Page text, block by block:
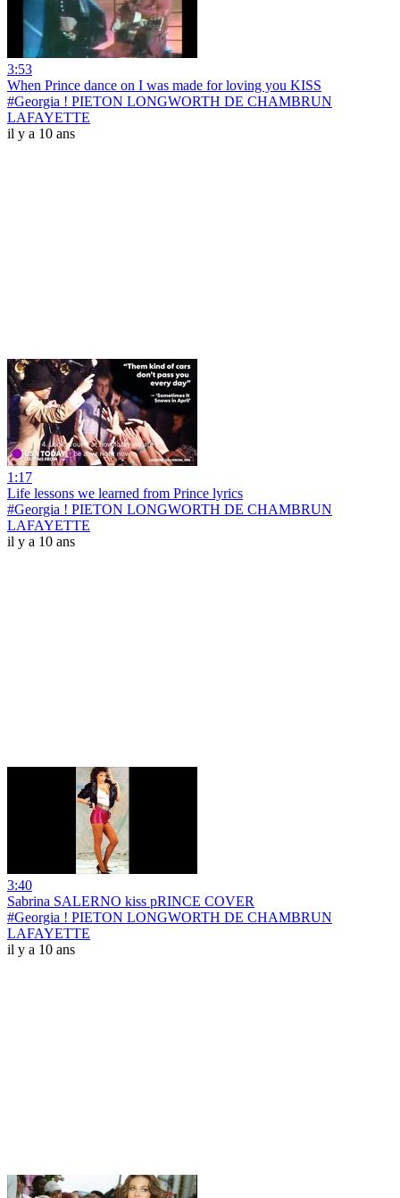
3:53
When Prince dance on I was made for loving you KISS
#Georgia ! PIETON LONGWORTH DE CHAMBRUN
LAFAYETTE
il y a 10 ans
1:17
Life lessons we learned from Prince lyrics
#Georgia ! PIETON LONGWORTH DE CHAMBRUN
LAFAYETTE
il y a 10 ans
3:40
Sabrina SALERNO kiss pRINCE COVER
#Georgia ! PIETON LONGWORTH DE CHAMBRUN
LAFAYETTE
il y a 10 ans